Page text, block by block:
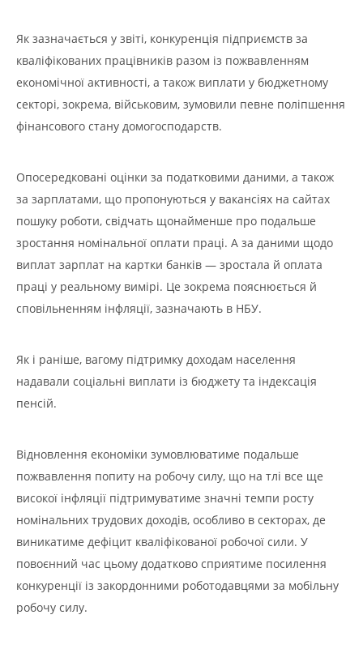
Як зазначається у звіті, конкуренція підприємств за
кваліфікованих працівників разом із пожвавленням
економічної активності, а також виплати у бюджетному
секторі, зокрема, військовим, зумовили певне поліпшення
фінансового стану домогосподарств.
Опосередковані оцінки за податковими даними, а також
за зарплатами, що пропонуються у вакансіях на сайтах
пошуку роботи, свідчать щонайменше про подальше
зростання номінальної оплати праці. А за даними щодо
виплат зарплат на картки банків — зростала й оплата
праці у реальному вимірі. Це зокрема пояснюється й
сповільненням інфляції, зазначають в НБУ.
Як і раніше, вагому підтримку доходам населення
надавали соціальні виплати із бюджету та індексація
пенсій.
Відновлення економіки зумовлюватиме подальше
пожвавлення попиту на робочу силу, що на тлі все ще
високої інфляції підтримуватиме значні темпи росту
номінальних трудових доходів, особливо в секторах, де
виникатиме дефіцит кваліфікованої робочої сили. У
повоєнний час цьому додатково сприятиме посилення
конкуренції із закордонними роботодавцями за мобільну
робочу силу.